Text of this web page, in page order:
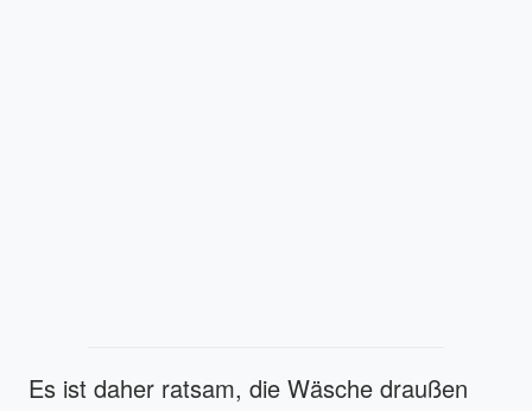
Es ist daher ratsam, die Wäsche draußen